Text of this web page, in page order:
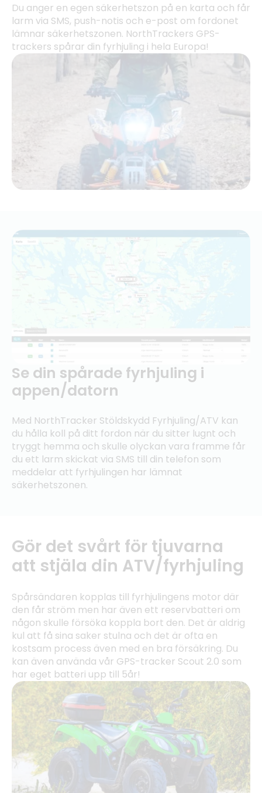
Du anger en egen säkerhetszon på en karta och får
larm via SMS, push-notis och e-post om fordonet
lämnar säkerhetszonen. NorthTrackers GPS-
trackers spårar din fyrhjuling i hela Europa!
Se din spårade fyrhjuling i
appen/datorn
Med NorthTracker Stöldskydd Fyrhjuling/ATV kan
du hålla koll på ditt fordon när du sitter lugnt och
tryggt hemma och skulle olyckan vara framme får
du ett larm skickat via SMS till din telefon som
meddelar att fyrhjulingen har lämnat
säkerhetszonen.
Gör det svårt för tjuvarna
att stjäla din ATV/fyrhjuling
Spårsändaren kopplas till fyrhjulingens motor där
den får ström men har även ett reservbatteri om
någon skulle försöka koppla bort den. Det är aldrig
kul att få sina saker stulna och det är ofta en
kostsam process även med en bra försäkring. Du
kan även använda vår GPS-tracker Scout 2.0 som
har eget batteri upp till 5år!